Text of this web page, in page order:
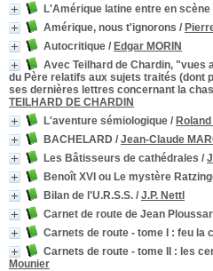
L'Amérique latine entre en scène
Amérique, nous t'ignorons /
Autocritique / Edgar MORIN
Avec Teilhard de Chardin, "vues
du Père relatifs aux sujets traités (dont
ses dernières lettres concernant la
TEILHARD DE CHARDIN
L'aventure sémiologique /
BACHELARD / Jean-Claude
Les Bâtisseurs de cathédrales /
Benoît XVI ou Le mystère
Bilan de l'U.R.S.S. / J.P. Nettl
Carnet de route de Jean
Carnets de route - tome I
: feu la
Carnets de route - tome II
: les
Mounier